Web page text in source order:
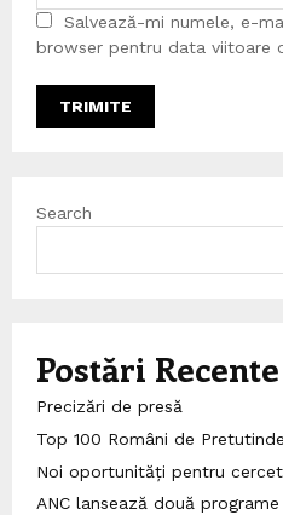
Salvează-mi numele, e-
browser pentru data viitoare
Search
Postări Recente
Precizări de presă
Top 100 Români de
Noi oportunități pentru
ANC lansează două